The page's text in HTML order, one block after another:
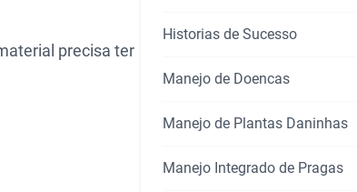
precisa ter
Historias de Sucesso
Manejo de Doencas
Manejo de Plantas Daninhas
Manejo Integrado de Pragas